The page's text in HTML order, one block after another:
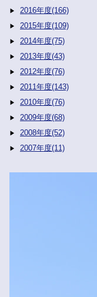
2016年度(166)
2015年度(109)
2014年度(75)
2013年度(43)
2012年度(76)
2011年度(143)
2010年度(76)
2009年度(68)
2008年度(52)
2007年度(11)